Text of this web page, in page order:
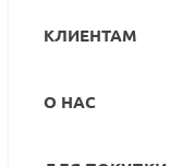
КЛИЕНТАМ
О НАС